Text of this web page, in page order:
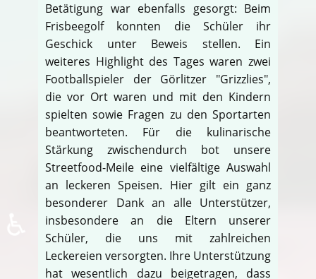
Betätigung war ebenfalls gesorgt: Beim
Frisbeegolf konnten die Schüler ihr
Geschick unter Beweis stellen. Ein
weiteres Highlight des Tages waren zwei
Footballspieler der Görlitzer "Grizzlies",
die vor Ort waren und mit den Kindern
spielten sowie Fragen zu den Sportarten
beantworteten. Für die kulinarische
Stärkung zwischendurch bot unsere
Streetfood-Meile eine vielfältige Auswahl
an leckeren Speisen. Hier gilt ein ganz
besonderer Dank an alle Unterstützer,
insbesondere an die Eltern unserer
Schüler, die uns mit zahlreichen
Leckereien versorgten. Ihre Unterstützung
hat wesentlich dazu beigetragen, dass